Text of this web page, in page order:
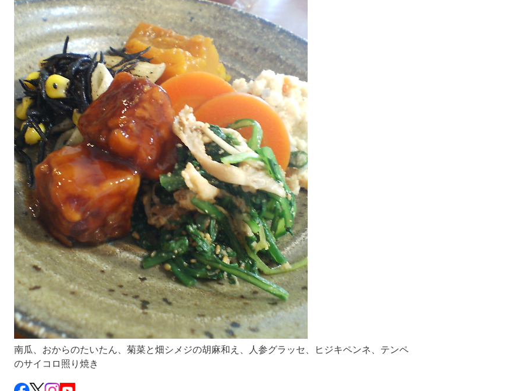
南瓜、おからのたいたん、菊菜と畑シメジの胡麻和え、人参グラッセ、ヒジキペンネ、テンペ
のサイコロ照り焼き